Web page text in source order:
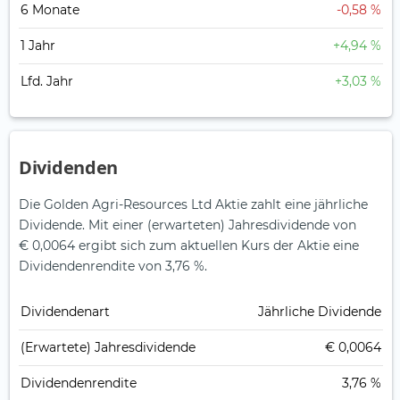
6 Monate -0,58 %
1 Jahr +4,94 %
Lfd. Jahr +3,03 %
Dividenden
Die Golden Agri-Resources Ltd Aktie zahlt eine jährliche
Dividende. Mit einer (erwarteten) Jahresdividende von
€ 0,0064 ergibt sich zum aktuellen Kurs der Aktie eine
Dividendenrendite von 3,76 %.
Dividendenart Jährliche Dividende
(Erwartete) Jahresdividende € 0,0064
Dividendenrendite 3,76 %